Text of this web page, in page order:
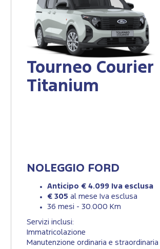
Tourneo Courier
Titanium
NOLEGGIO FORD
Anticipo € 4.099 Iva esclusa
€ 305 al mese Iva esclusa
36 mesi - 30.000 Km
Servizi inclusi:
Immatricolazione
Manutenzione ordinaria e straordinaria